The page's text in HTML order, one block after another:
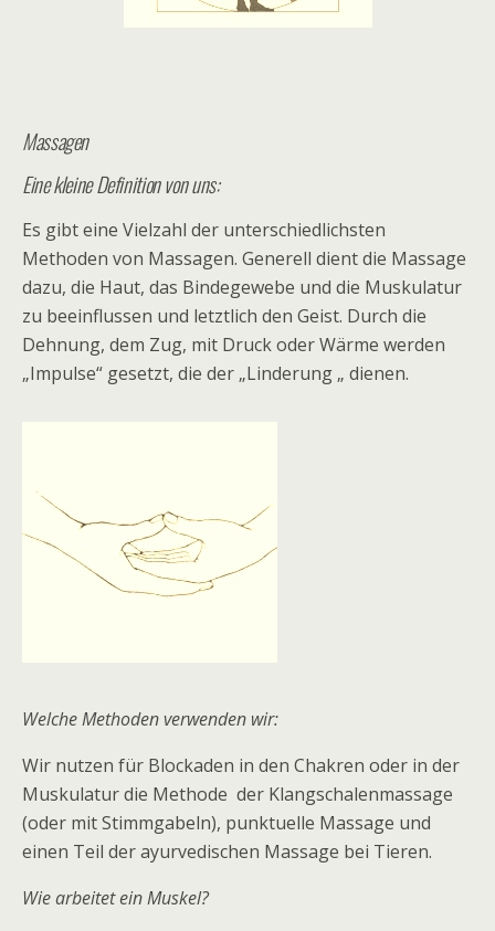
Massagen
Eine kleine Definition von uns:
Es gibt eine Vielzahl der unterschiedlichsten
Methoden von Massagen. Generell dient die Massage
dazu, die Haut, das Bindegewebe und die Muskulatur
zu beeinflussen und letztlich den Geist. Durch die
Dehnung, dem Zug, mit Druck oder Wärme werden
„Impulse“ gesetzt, die der „Linderung „ dienen.
Welche Methoden verwenden wir:
Wir nutzen für Blockaden in den Chakren oder in der
Muskulatur die Methode der Klangschalenmassage
(oder mit Stimmgabeln), punktuelle Massage und
einen Teil der ayurvedischen Massage bei Tieren.
Wie arbeitet ein Muskel?